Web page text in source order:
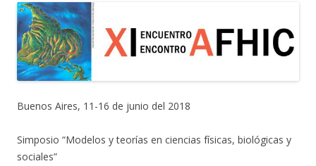
Buenos Aires, 11-16 de junio del 2018
Simposio “Modelos y teorías en ciencias físicas, biológicas y
sociales”